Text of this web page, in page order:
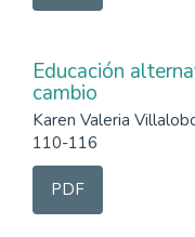
Educación
cambio
Karen Valeria
110-116
PDF